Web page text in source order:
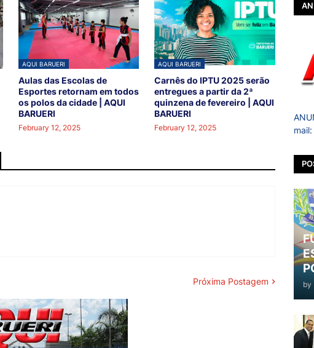
AQUI BARUERI
Aulas das Escolas de
Esportes retornam em todos
os polos da cidade | AQUI
BARUERI
February 12, 2025
AQUI BARUERI
Carnês do IPTU 2025 serão
entregues a partir da 2ª
quinzena de fevereiro | AQUI
BARUERI
February 12, 2025
Próxima Postagem by